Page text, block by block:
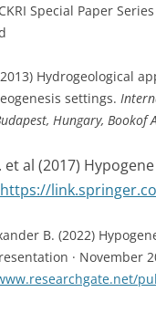
Special Paper
Hydrogeological
settings.
Hungary, Bookof
et al (2017)
https://
B. (2022)
· November